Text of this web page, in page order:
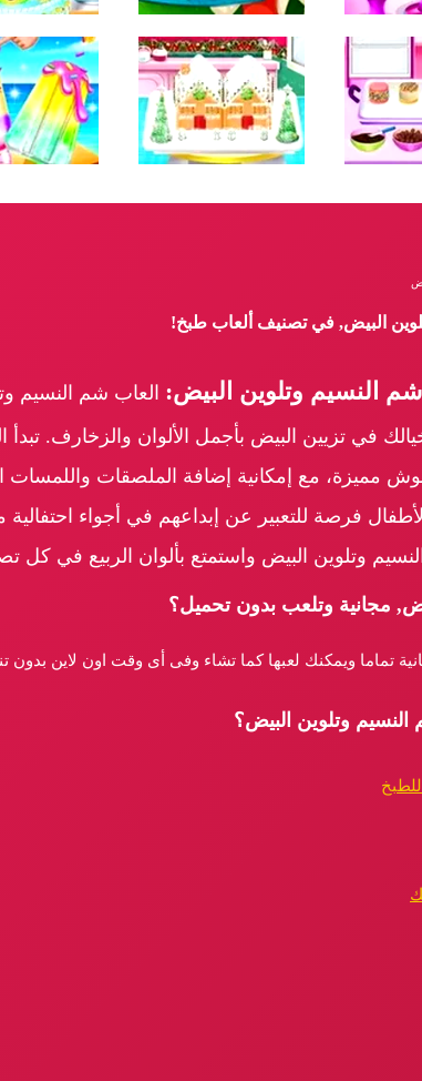
البيض, في تصنيف ألعاب طبخ!
النسيم وتلوين البيض: العاب شم النسيم
في تزيين البيض بأجمل الألوان والزخارف. تبدأ
مميزة، مع إمكانية إضافة الملصقات واللمسات
فرصة للتعبير عن إبداعهم في أجواء
وتلوين البيض واستمتع بألوان الربيع في كل
مجانية وتلعب بدون تحميل؟
تماما ويمكنك لعبها كما تشاء وفى أى وقت اون لاين بدون
وتلوين البيض؟